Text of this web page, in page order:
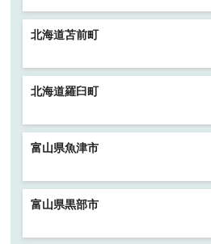
北海道苫前町
北海道羅臼町
富山県魚津市
富山県黒部市